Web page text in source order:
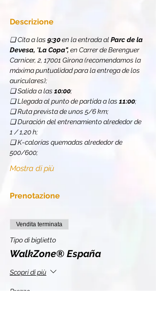
Descrizione
❏ Cita a las 9:30 en la entrada al Parc de la
Devesa, "La Copa", en Carrer de Berenguer
Carnicer, 2, 17001 Girona (recomendamos la
máxima puntualidad para la entrega de los
auriculares);
❏ Salida a las 10:00;
❏ Llegada al punto de partida a las 11:00;
❏ Ruta prevista de unos 5/6 km;
❏ Duración del entrenamiento alrededor de
1 / 1,20 h;
❏ K-calorías quemadas alrededor de
500/600;
Mostra di più
Prenotazione
Vendita terminata
Tipo di biglietto
WalkZone® España
Scopri di più
Prezzo